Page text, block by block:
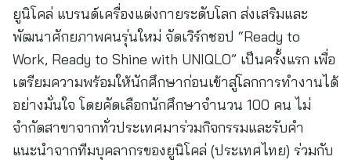
ยูนิโคล่ แบรนด์เครื่องแต่งกายระดับโลก ส่งเสริมและ
พัฒนาศักยภาพคนรุ่นใหม่ จัดเวิร์กชอป “Ready to
Work, Ready to Shine with UNIQLO” เป็นครั้งแรก เพื่อ
เตรียมความพร้อมให้นักศึกษาก่อนเข้าสู่โลกการทำงานได้
อย่างมั่นใจ โดยคัดเลือกนักศึกษาจำนวน 100 คน ไม่
จำกัดสาขาจากทั่วประเทศมาร่วมกิจกรรมและรับคำ
แนะนำจากทีมบุคลากรของยูนิโคล่ (ประเทศไทย) ร่วมกับ